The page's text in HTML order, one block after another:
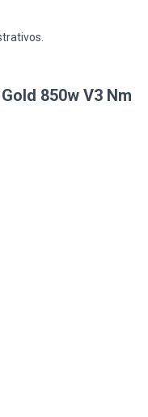
850w V3 Nm